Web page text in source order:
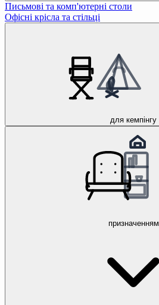
Письмові та комп'ютерні столи
Офісні крісла та стільці
для кемпінгу
призначенням